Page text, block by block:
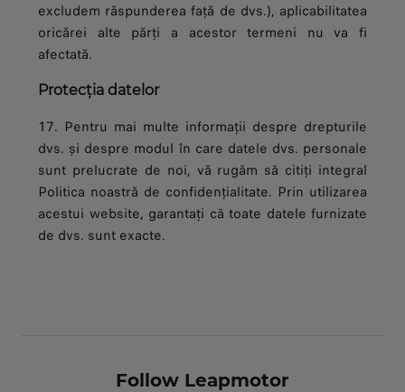
excludem răspunderea față de dvs.), aplicabilitatea
oricărei alte părți a acestor termeni nu va fi
afectată.
Protecția datelor
17. Pentru mai multe informații despre drepturile
dvs. și despre modul în care datele dvs. personale
sunt prelucrate de noi, vă rugăm să citiți integral
Politica noastră de confidențialitate. Prin utilizarea
acestui website, garantați că toate datele furnizate
de dvs. sunt exacte.
Follow Leapmotor